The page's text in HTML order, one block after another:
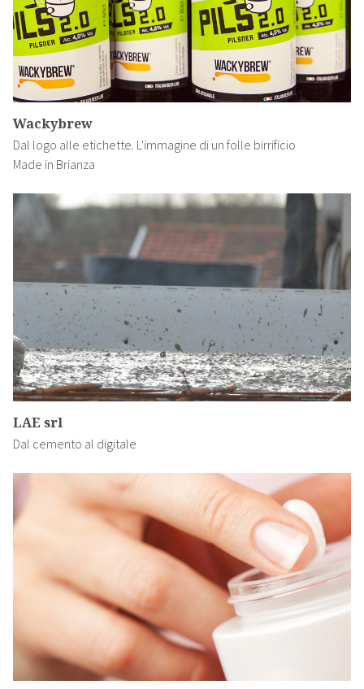
Wackybrew
Dal logo alle etichette. L'immagine di un folle birrificio
Made in Brianza
LAE srl
Dal cemento al digitale